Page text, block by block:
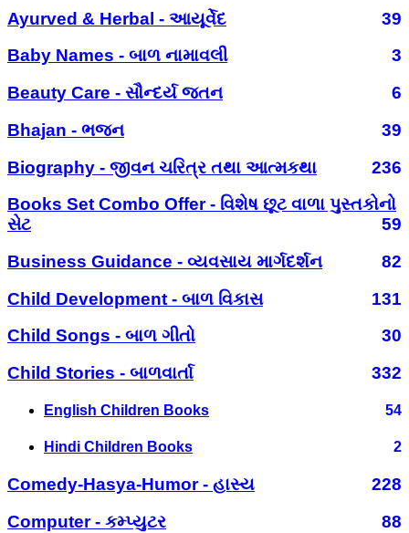
Ayurved & Herbal - આયૂર્વેદ
39
Baby Names - બાળ નામાવલી
3
Beauty Care - સૌન્દર્ય જતન
6
Bhajan - ભજન
39
Biography - જીવન ચરિત્ર તથા આત્મકથા
236
Books Set Combo Offer - વિશેષ છૂટ વાળા પુસ્તકોનો
સેટ
59
Business Guidance - વ્યવસાય માર્ગદર્શન
82
Child Development - બાળ વિકાસ
131
Child Songs - બાળ ગીતો
30
Child Stories - બાળવાર્તા
332
English Children Books 54
Hindi Children Books 2
Comedy-Hasya-Humor - હાસ્ય
228
Computer - કમ્પ્યુટર
88